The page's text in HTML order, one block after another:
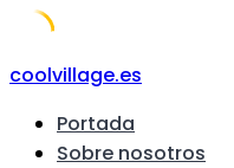
Skip
content
coolvillage.es
Portada
Sobre nosotros